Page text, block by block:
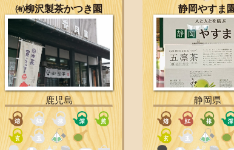
㈲柳沢製茶かつき園
鹿児島
静岡やすま
静岡県